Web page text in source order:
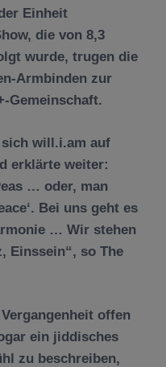
Einheit
die von 8,3
wurde, trugen die
Armbinden zur
Gemeinschaft.
will.i.am auf
erklärte weiter:
… oder, man
Bei uns geht es
… Wir stehen
Einssein“, so The
offen
ein jiddisches
zu beschreiben,